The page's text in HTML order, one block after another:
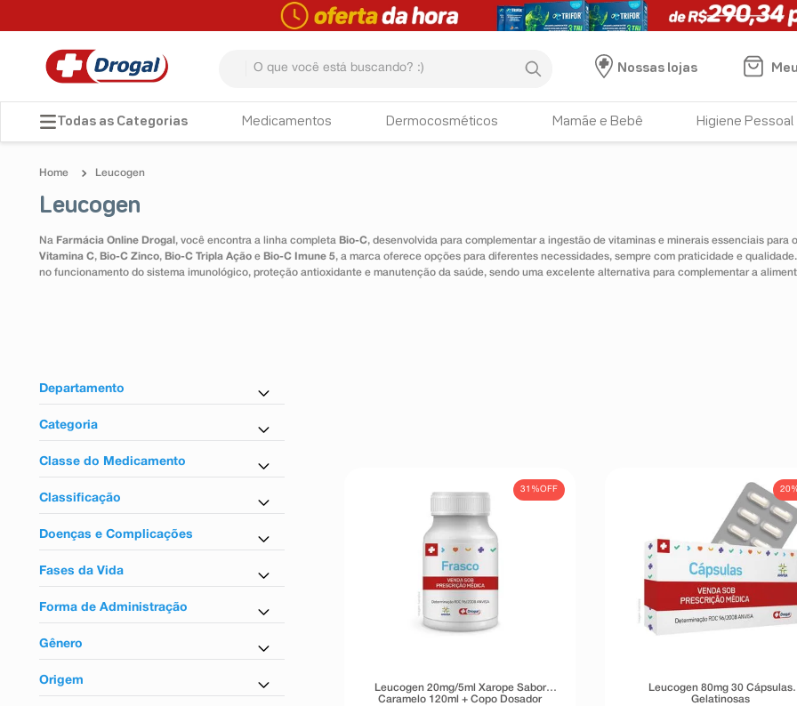
Nossas lojas
Medicamentos Dermocosméticos Mamãe e Bebê Higiene Pessoal
Leucogen
Leucogen
Na Farmácia Online Drogal , você encontra a linha completa Bio-C, desenvolvida para complementar a ingestão de vitaminas e minerais essenciais
Vitamina C, Bio-C Zinco, Bio-C Tripla Ação e Bio-C Imune 5, a marca oferece opções para diferentes necessidades, sempre com praticidade e
no funcionamento do sistema imunológico, proteção antioxidante e manutenção da saúde, sendo uma excelente alternativa para complementar a
Departamento
Medicamentos
Categoria
Imunomodulador
Classe do Medicamento
Imunomoduladores
Classificação
Tarja vermelha
Doenças e Complicações
Para asma
Para infecção bacteriana
Fases da Vida
Para adultos
Forma de Administração
Uso oral
Gênero
Unissex
Origem
31%OFF
Leucogen 20mg/5ml Xarope Sabor
Caramelo 120ml + Copo Dosador
Leucogen 80mg 30 Cápsulas
Gelatinosas
TERMOS MAIS BUSCADOS
4º lenço umedecido
5º tadalafila
9º esmalte
absorvente